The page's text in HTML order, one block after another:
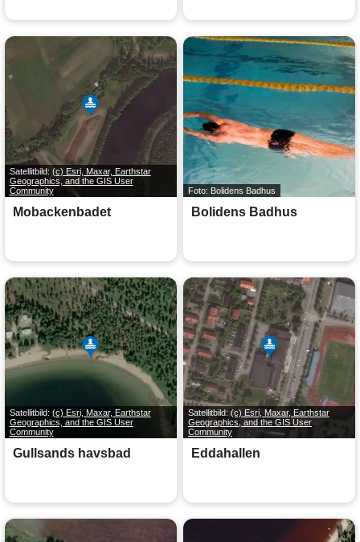
Satellitbild: (c) Esri, Maxar, Earthstar
Geographics, and the GIS User
Community
Mobackenbadet
Foto: Bolidens Badhus
Bolidens Badhus
Satellitbild: (c) Esri, Maxar, Earthstar
Geographics, and the GIS User
Community
Gullsands havsbad
Satellitbild:(c) Esri, Maxar, Earthstar
Geographics, and the GIS User
Community
Eddahallen